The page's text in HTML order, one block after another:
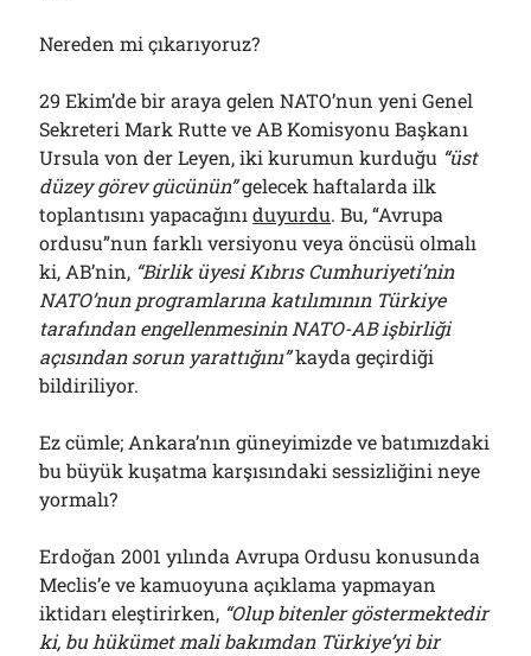
Nereden mi çıkarıyoruz?
29 Ekim’de bir araya gelen NATO’nun yeni Genel
Sekreteri Mark Rutte ve AB Komisyonu Başkanı
Ursula von der Leyen, iki kurumun kurduğu “üst
düzey görev gücünün”gelecek haftalarda ilk
toplantısını yapacağınıduyurdu. Bu, “Avrupa
ordusu”nun farklı versiyonu veya öncüsü olmalı
ki, AB’nin, “Birlik üyesi Kıbrıs Cumhuriyeti’nin
NATO’nun programlarına katılımının Türkiye
tarafından engellenmesinin NATO-AB işbirliği
açısından sorun yarattığını”kayda geçirdiği
bildiriliyor.
Ez cümle; Ankara’nın güneyimizde ve batımızdaki
bu büyük kuşatma karşısındaki sessizliğini neye
yormalı?
Erdoğan 2001 yılında Avrupa Ordusu konusunda
Meclis’e ve kamuoyuna açıklama yapmayan
iktidarı eleştirirken, “Olup bitenler göstermektedir
ki, bu hükümet mali bakımdan Türkiye’yi bir